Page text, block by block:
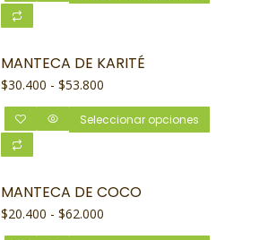
MANTECA DE KARITÉ
$30.400 - $53.800
Seleccionar opciones
MANTECA DE COCO
$20.400 - $62.000